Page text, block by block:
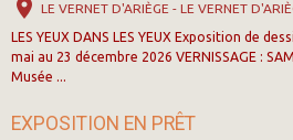
LE VERNET D'ARIÈGE - LE VERNET
LES YEUX DANS LES YEUX Exposition de
mai au 23 décembre 2026 VERNISSAGE :
Musée ...
EXPOSITION EN PRÊT